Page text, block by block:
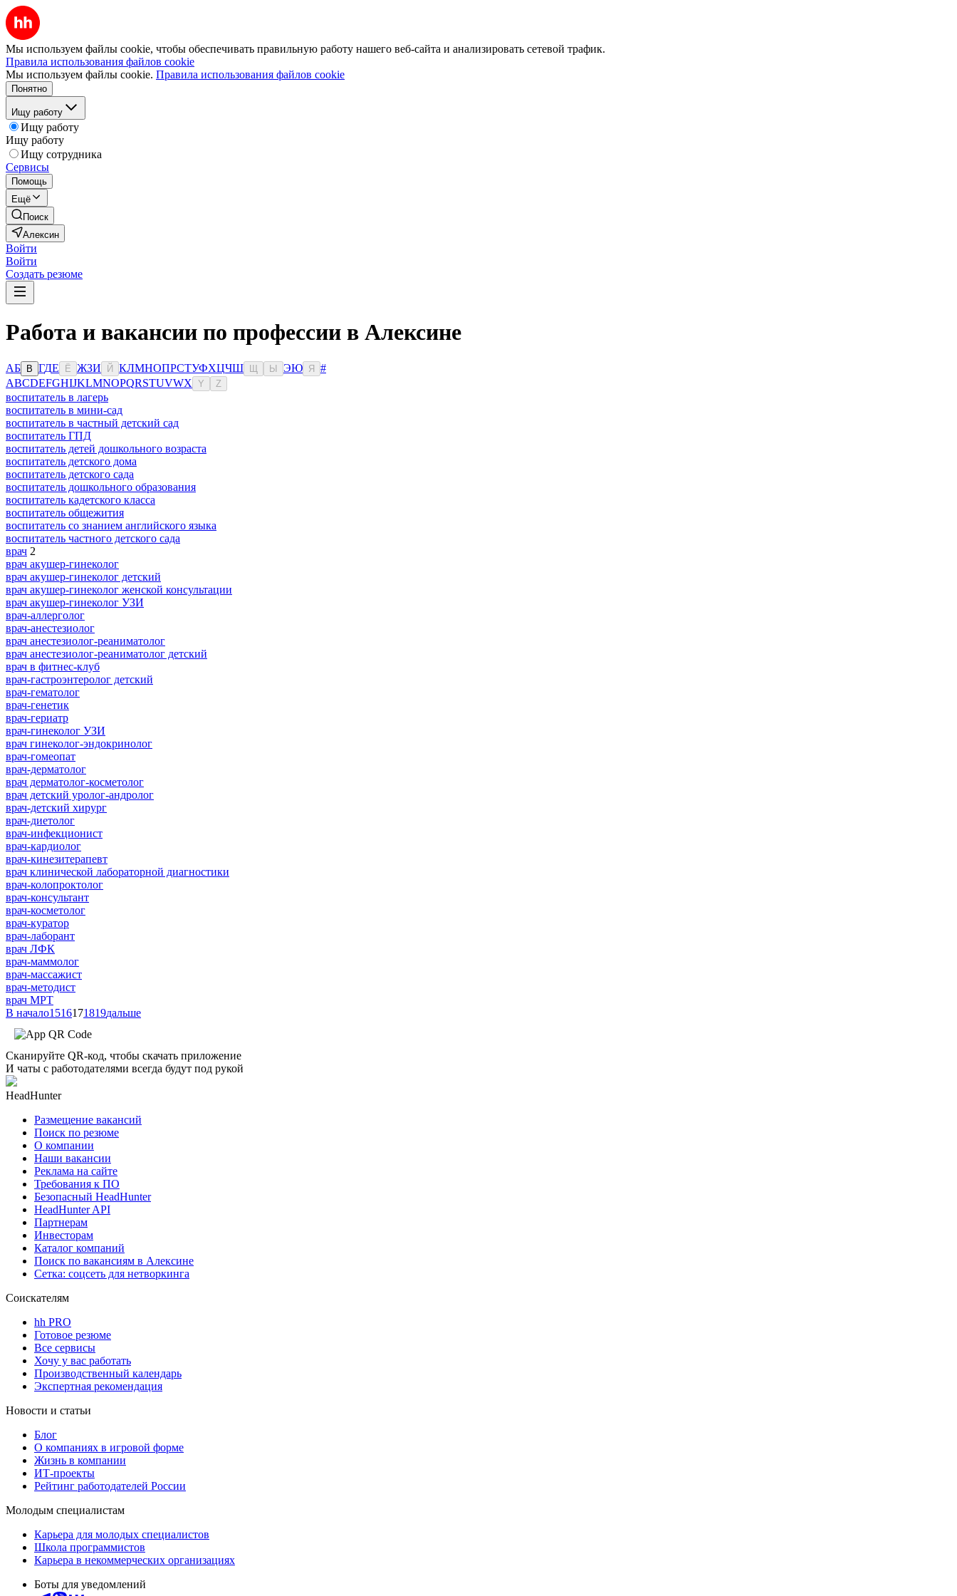
Мы используем файлы cookie, чтобы обеспечивать правильную работу нашего веб-сайта и анализировать сетевой трафик.
Правила использования файлов cookie
Мы используем файлы cookie. Правила использования файлов cookie
Понятно
Ищу работу
Ищу работу
Ищу работу
Ищу сотрудника
Сервисы
Помощь
Ещё
Поиск
Алексин
Войти
Войти
Создать резюме
Работа и вакансии по профессии в Алексине
АБ В ГДЕ Ё ЖЗИ Й КЛМНОПРСТУФХЦЧШ Ы ЭЮ Я
#
ABCDEFGHIJKLMNOPQRSTUVWX Y Z
воспитатель в лагерь
воспитатель в мини-сад
воспитатель в частный детский сад
воспитатель ГПД
воспитатель детей дошкольного возраста
воспитатель детского дома
воспитатель детского сада
воспитатель дошкольного образования
воспитатель кадетского класса
воспитатель общежития
воспитатель со знанием английского языка
воспитатель частного детского сада
врач 2
врач акушер-гинеколог
врач акушер-гинеколог детский
врач акушер-гинеколог женской консультации
врач акушер-гинеколог УЗИ
врач-аллерголог
врач-анестезиолог
врач анестезиолог-реаниматолог
врач анестезиолог-реаниматолог детский
врач в фитнес-клуб
врач-гастроэнтеролог детский
врач-гематолог
врач-генетик
врач-гериатр
врач-гинеколог УЗИ
врач гинеколог-эндокринолог
врач-гомеопат
врач-дерматолог
врач дерматолог-косметолог
врач детский уролог-андролог
врач-детский хирург
врач-диетолог
врач-инфекционист
врач-кардиолог
врач-кинезитерапевт
врач клинической лабораторной диагностики
врач-колопроктолог
врач-консультант
врач-косметолог
врач-куратор
врач-лаборант
врач ЛФК
врач-маммолог
врач-массажист
врач-методист
врач МРТ
В начало1516171819дальше
Сканируйте QR-код, чтобы скачать приложение
И чаты с работодателями всегда будут под рукой
HeadHunter
Размещение вакансий
Поиск по резюме
О компании
Наши вакансии
Реклама на сайте
Требования к ПО
Безопасный HeadHunter
HeadHunter API
Партнерам
Инвесторам
Каталог компаний
Поиск по вакансиям в Алексине
Сетка: соцсеть для нетворкинга
Соискателям
hh PRO
Готовое резюме
Все сервисы
Хочу у вас работать
Производственный календарь
Экспертная рекомендация
Новости и статьи
Блог
О компаниях в игровой форме
Жизнь в компании
ИТ-проекты
Рейтинг работодателей России
Молодым специалистам
Карьера для молодых специалистов
Школа программистов
Карьера в некоммерческих организациях
Боты для уведомлений